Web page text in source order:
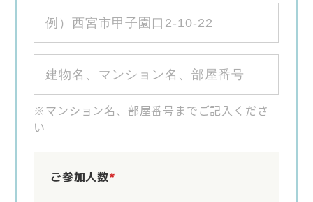
※マンション名、部屋番号までご記入くださ
い
ご参加人数*